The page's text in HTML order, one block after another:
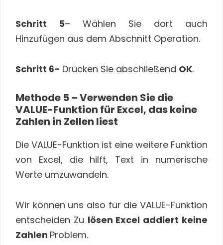
Schritt 5– Wählen Sie dort auch
Hinzufügen aus dem Abschnitt Operation.
Schritt 6- Drücken Sie abschließend OK.
Methode 5 – Verwenden Sie die
VALUE-Funktion für Excel, das keine
Zahlen in Zellen liest
Die VALUE-Funktion ist eine weitere Funktion
von Excel, die hilft, Text in numerische
Werte umzuwandeln.
Wir können uns also für die VALUE-Funktion
entscheiden Zu lösen Excel addiert keine
Zahlen Problem.